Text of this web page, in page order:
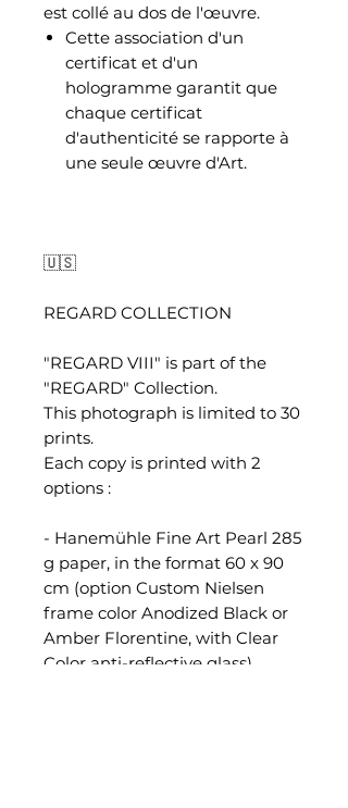
est collé au dos de l'œuvre.
Cette association d'un
certificat et d'un
hologramme garantit que
chaque certificat
d'authenticité se rapporte à
une seule œuvre d'Art.
🇺🇸
REGARD COLLECTION
"REGARD VIII" is part of the
"REGARD" Collection.
This photograph is limited to 30
prints.
Each copy is printed with 2
options :
- Hanemühle Fine Art Pearl 285
g paper, in the format 60 x 90
cm (option Custom Nielsen
frame color Anodized Black or
Amber Florentine, with Clear
Color anti-reflective glass),